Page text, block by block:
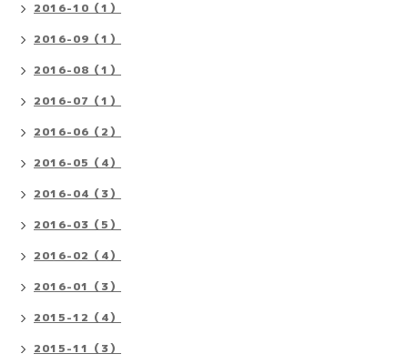
2016-10（1）
2016-09（1）
2016-08（1）
2016-07（1）
2016-06（2）
2016-05（4）
2016-04（3）
2016-03（5）
2016-02（4）
2016-01（3）
2015-12（4）
2015-11（3）